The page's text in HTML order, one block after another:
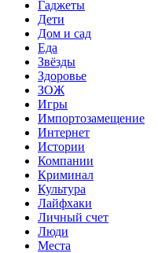
Гаджеты
Дети
Дом и сад
Еда
Звёзды
Здоровье
ЗОЖ
Игры
Импортозамещение
Интернет
Истории
Компании
Криминал
Культура
Лайфхаки
Личный счет
Люди
Места